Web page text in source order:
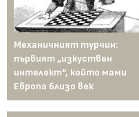
Механичният турчин:
първият „изкуствен
интелект“, който мами
Европа близо век